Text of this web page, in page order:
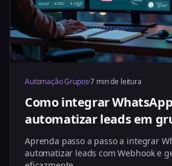
Automação Grupos·7 min de leitura
Como integrar
automatizar leads em
Aprenda passo a passo a integrar
automatizar leads com Webhook e